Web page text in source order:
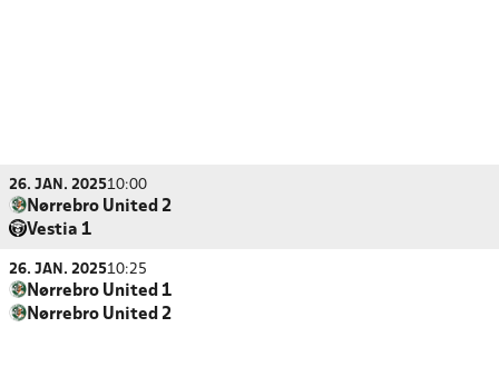
26. JAN. 202510:00
Nørrebro United 2
Vestia 1
26. JAN. 202510:25
Nørrebro United 1
Nørrebro United 2